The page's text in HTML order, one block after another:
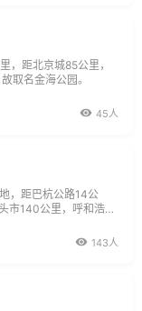
，距北京城85公里，
取名金海公园。
45人
，距巴杭公路14公
市140公里，呼和浩特
143人